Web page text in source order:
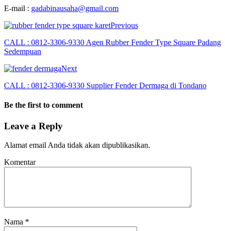
E-mail : gadabinausaha@gmail.com
Previous
CALL : 0812-3306-9330 Agen Rubber Fender Type Square Padang
Sedempuan
Next
CALL : 0812-3306-9330 Supplier Fender Dermaga di Tondano
Be the first to comment
Leave a Reply
Alamat email Anda tidak akan dipublikasikan.
Komentar
Nama *